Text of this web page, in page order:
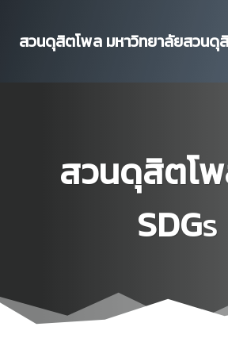
content
สวนดุสิตโพล มหาวิทยาลัยสวนดุ
สวนดุสิตโ
SDGs